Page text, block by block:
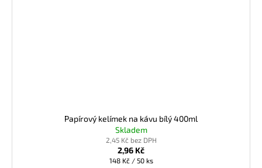
Papírový kelímek na kávu bílý 400ml
Skladem
2,45 Kč bez DPH
2,96 Kč
Měrná
148 Kč / 50 ks